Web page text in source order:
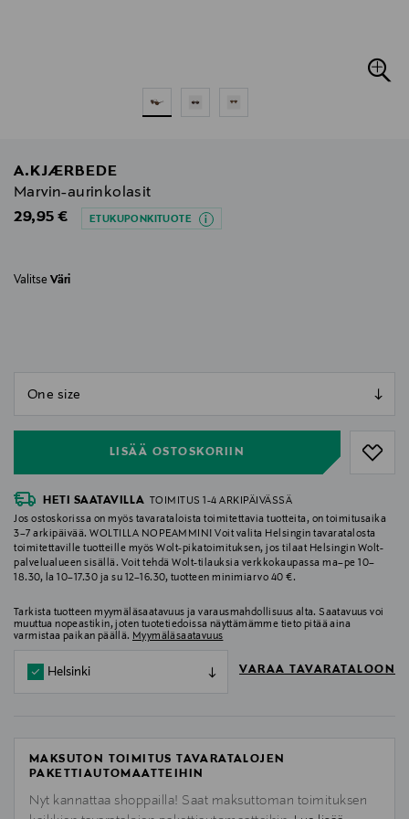
A.KJÆRBEDE
Marvin-aurinkolasit
Original Price
29,95 € ETUKUPONKITUOTE
Valitse Väri
LISÄÄ OSTOSKORIIN
HETI SAATAVILLA
TOIMITUS 1-4 ARKIPÄIVÄSSÄ
Jos ostoskorissa on myös tavarataloista toimitettavia tuotteita, on toimitusaika
3–7 arkipäivää. WOLTILLA NOPEAMMIN! Voit valita Helsingin tavaratalosta
toimitettaville tuotteille myös Wolt-pikatoimituksen, jos tilaat Helsingin Wolt-
palvelualueen sisällä. Voit tehdä Wolt-tilauksia verkkokaupassa ma–pe 10–
18.30, la 10–17.30 ja su 12–16.30, tuotteen minimiarvo 40 €.
Tarkista tuotteen myymäläsaatavuus ja varausmahdollisuus alta. Saatavuus voi
muuttua nopeastikin, joten tuotetiedoissa näyttämämme tieto pitää aina
varmistaa paikan päällä. Myymäläsaatavuus
Helsinki VARAA TAVARATALOON
MAKSUTON TOIMITUS TAVARATALOJEN
PAKETTIAUTOMAATTEIHIN
Nyt kannattaa shoppailla! Saat maksuttoman toimituksen